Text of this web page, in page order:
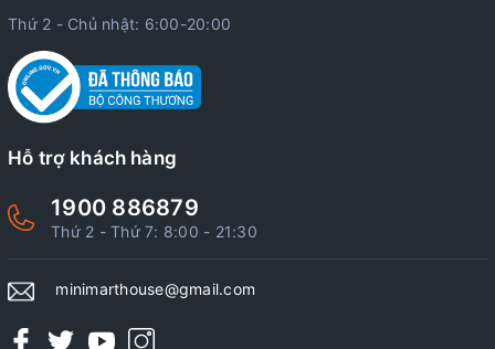
Thứ 2 - Chủ nhật: 6:00-20:00
Hỗ trợ khách hàng
1900 886879
Thứ 2 - Thứ 7: 8:00 - 21:30
minimarthouse@gmail.com